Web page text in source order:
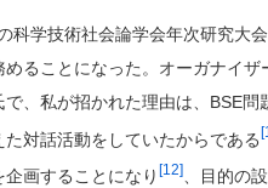
科学技術社会論学会年次研究大
ることになった。オーガナイ
、私が招かれた理由は、BSE
対話活動をしていたからである
画することになり [12]、目的の